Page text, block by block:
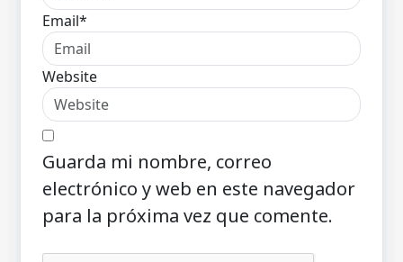
Email*
Website
Guarda mi nombre, correo
electrónico y web en este navegador
para la próxima vez que comente.